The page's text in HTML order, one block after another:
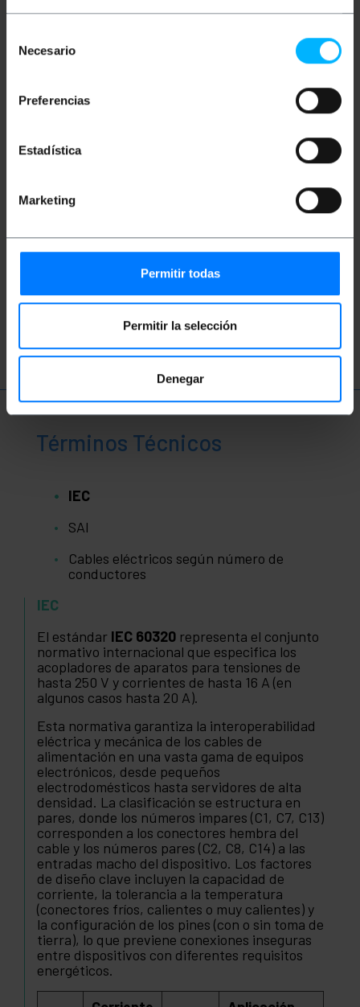
Necesario
Preferencias
Estadística
Marketing
Permitir todas
Permitir la selección
Denegar
Clasificación
Vídeos
Términos Técnicos
IEC
SAI
Cables eléctricos según número de
conductores
IEC
El estándar IEC 60320 representa el conjunto
normativo internacional que especifica los
acopladores de aparatos para tensiones de
hasta 250 V y corrientes de hasta 16 A (en
algunos casos hasta 20 A).
Esta normativa garantiza la interoperabilidad
eléctrica y mecánica de los cables de
alimentación en una vasta gama de equipos
electrónicos, desde pequeños
electrodomésticos hasta servidores de alta
densidad. La clasificación se estructura en
pares, donde los números impares (C1, C7, C13)
corresponden a los conectores hembra del
cable y los números pares (C2, C8, C14) a las
entradas macho del dispositivo. Los factores
de diseño clave incluyen la capacidad de
corriente, la tolerancia a la temperatura
(conectores fríos, calientes o muy calientes) y
la configuración de los pines (con o sin toma de
tierra), lo que previene conexiones inseguras
entre dispositivos con diferentes requisitos
energéticos.